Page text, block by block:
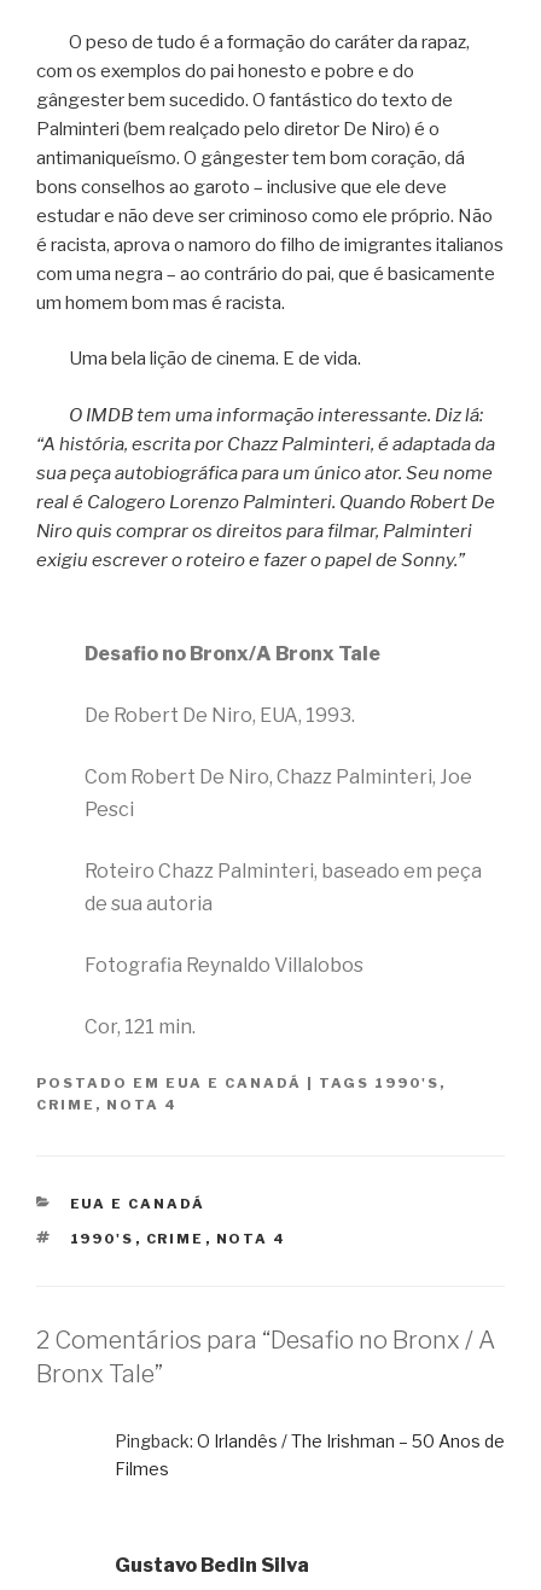
O peso de tudo é a formação do caráter da rapaz,
com os exemplos do pai honesto e pobre e do
gângester bem sucedido. O fantástico do texto de
Palminteri (bem realçado pelo diretor De Niro) é o
antimaniqueísmo. O gângester tem bom coração, dá
bons conselhos ao garoto – inclusive que ele deve
estudar e não deve ser criminoso como ele próprio. Não
é racista, aprova o namoro do filho de imigrantes italianos
com uma negra – ao contrário do pai, que é basicamente
um homem bom mas é racista.
Uma bela lição de cinema. E de vida.
O IMDB tem uma informação interessante. Diz lá:
“A história, escrita por Chazz Palminteri, é adaptada da
sua peça autobiográfica para um único ator. Seu nome
real é Calogero Lorenzo Palminteri. Quando Robert De
Niro quis comprar os direitos para filmar, Palminteri
exigiu escrever o roteiro e fazer o papel de Sonny.”
Desafio no Bronx/A Bronx Tale
De Robert De Niro, EUA, 1993.
Com Robert De Niro, Chazz Palminteri, Joe
Pesci
Roteiro Chazz Palminteri, baseado em peça
de sua autoria
Fotografia Reynaldo Villalobos
Cor, 121 min.
POSTADO EM EUA E CANADÁ TAGS 1990'S ,
CRIME , NOTA 4
CATEGORIAS
EUA E CANADÁ
TAGS
1990'S , CRIME , NOTA 4
2 Comentários para “Desafio no Bronx / A
Bronx Tale”
Pingback: O Irlandês / The Irishman – 50 Anos de
Filmes
Gustavo Bedin Silva